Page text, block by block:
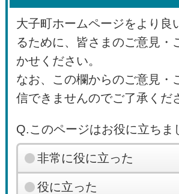
大子町ホームページをより良
るために、皆さまのご意見・
かせください。
なお、この欄からのご意見・
信できませんのでご了承くだ
Q.このページはお役に立ちま
非常に役に立った
役に立った